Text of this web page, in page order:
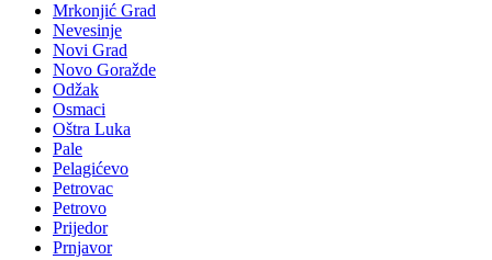
Mrkonjić Grad
Nevesinje
Novi Grad
Novo Goražde
Odžak
Osmaci
Oštra Luka
Pale
Pelagićevo
Petrovac
Petrovo
Prijedor
Prnjavor